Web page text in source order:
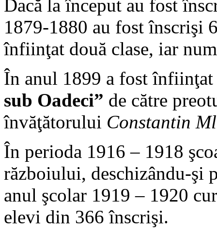
Dacă la început au fost
1879-1880 au fost înscrişi
înfiinţat două clase, iar
În anul 1899 a fost
sub Oadeci” de către
învăţătorului Constantin
În perioda 1916 – 1918
războiului, deschizându-şi
anul şcolar 1919 – 1920
elevi din 366 înscrişi.